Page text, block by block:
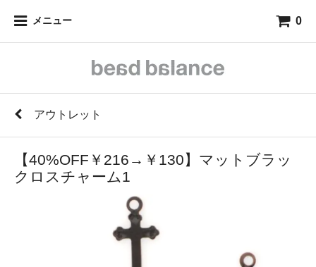
メニュー 0
アウトレット
【40%OFF￥216→￥130】マットブラッ
クロスチャーム1